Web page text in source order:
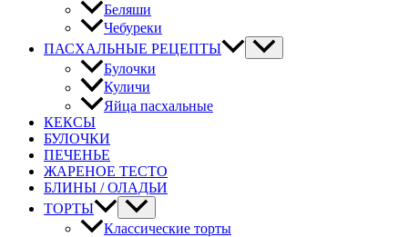
Беляши
Чебуреки
ПАСХАЛЬНЫЕ РЕЦЕПТЫ
Булочки
Куличи
Яйца пасхальные
КЕКСЫ
БУЛОЧКИ
ПЕЧЕНЬЕ
ЖАРЕНОЕ ТЕСТО
БЛИНЫ / ОЛАДЬИ
ТОРТЫ
Классические торты